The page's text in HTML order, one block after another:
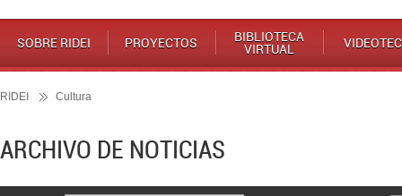
SOBRE RIDEI PROYECTOS BIBLIOTECA
VIRTUAL
RIDEI Cultura
ARCHIVO DE NOTICIAS